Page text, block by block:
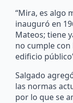
“Mira, es algo
inauguró en
Mateos; tiene
no cumple
edificio
Salgado
las normas
por lo que se